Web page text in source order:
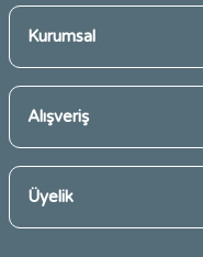
Kurumsal
Alışveriş
Üyelik